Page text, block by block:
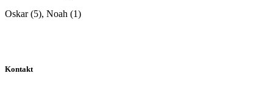
Oskar (5), Noah (1)
Kontakt